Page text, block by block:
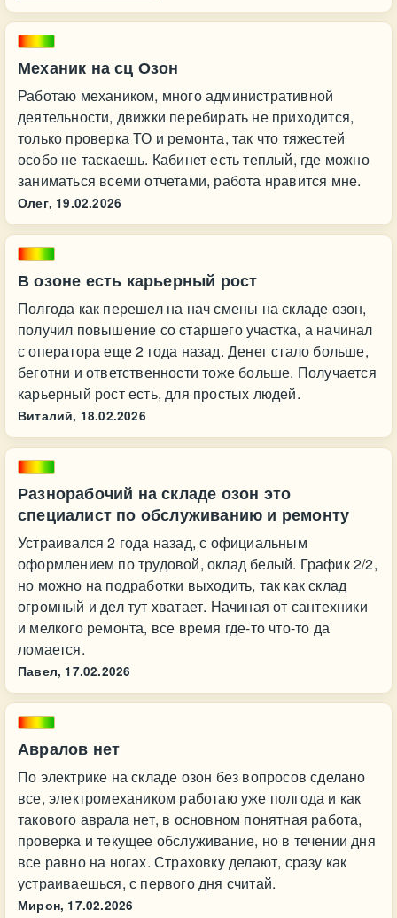
Механик на сц Озон
Работаю механиком, много административной
деятельности, движки перебирать не приходится,
только проверка ТО и ремонта, так что тяжестей
особо не таскаешь. Кабинет есть теплый, где можно
заниматься всеми отчетами, работа нравится мне.
Олег, 19.02.2026
В озоне есть карьерный рост
Полгода как перешел на нач смены на складе озон,
получил повышение со старшего участка, а начинал
с оператора еще 2 года назад. Денег стало больше,
беготни и ответственности тоже больше. Получается
карьерный рост есть, для простых людей.
Виталий, 18.02.2026
Разнорабочий на складе озон это
специалист по обслуживанию и ремонту
Устраивался 2 года назад, с официальным
оформлением по трудовой, оклад белый. График 2/2,
но можно на подработки выходить, так как склад
огромный и дел тут хватает. Начиная от сантехники
и мелкого ремонта, все время где-то что-то да
ломается.
Павел, 17.02.2026
Авралов нет
По электрике на складе озон без вопросов сделано
все, электромехаником работаю уже полгода и как
такового аврала нет, в основном понятная работа,
проверка и текущее обслуживание, но в течении дня
все равно на ногах. Страховку делают, сразу как
устраиваешься, с первого дня считай.
Мирон, 17.02.2026